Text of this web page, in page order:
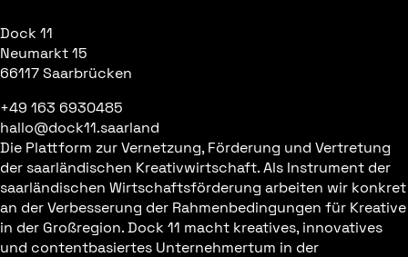
Dock 11
Neumarkt 15
66117 Saarbrücken
+49 163 6930485
hallo@dock11.saarland
Die Plattform zur Vernetzung, Förderung und Vertretung
der saarländischen Kreativwirtschaft. Als Instrument der
saarländischen Wirtschaftsförderung arbeiten wir konkret
an der Verbesserung der Rahmenbedingungen für Kreative
in der Großregion. Dock 11 macht kreatives, innovatives
und contentbasiertes Unternehmertum in der